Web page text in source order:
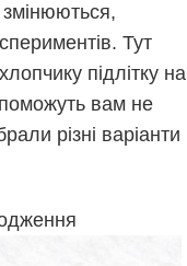
змінюються,
Тут
підлітку на
вам не
різні варіанти